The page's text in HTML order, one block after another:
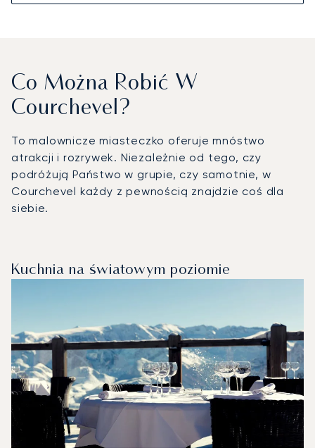
Co Można Robić W
Courchevel?
To malownicze miasteczko oferuje mnóstwo
atrakcji i rozrywek. Niezależnie od tego, czy
podróżują Państwo w grupie, czy samotnie, w
Courchevel każdy z pewnością znajdzie coś dla
siebie.
Kuchnia na światowym poziomie